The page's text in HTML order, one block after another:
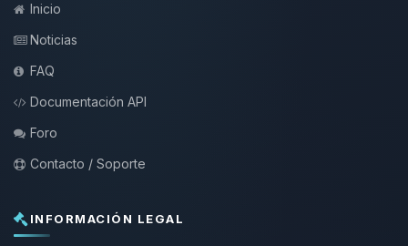
Inicio
Noticias
FAQ
Documentación API
Foro
Contacto / Soporte
INFORMACIÓN LEGAL